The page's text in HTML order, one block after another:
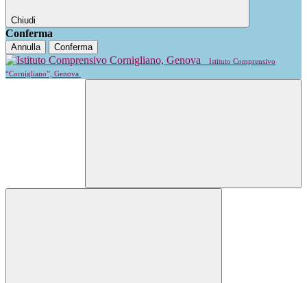
Chiudi
Conferma
Annulla Conferma
Istituto Comprensivo
“Cornigliano”, Genova